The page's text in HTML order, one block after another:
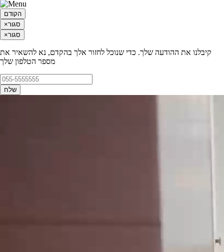
הקודם
×סגור
×סגור
קיבלנו את ההודעה שלך. כדי שנוכל לחזור אלך בהקדם, נא להשאיר את
מספר הטלפון שלך
שלח